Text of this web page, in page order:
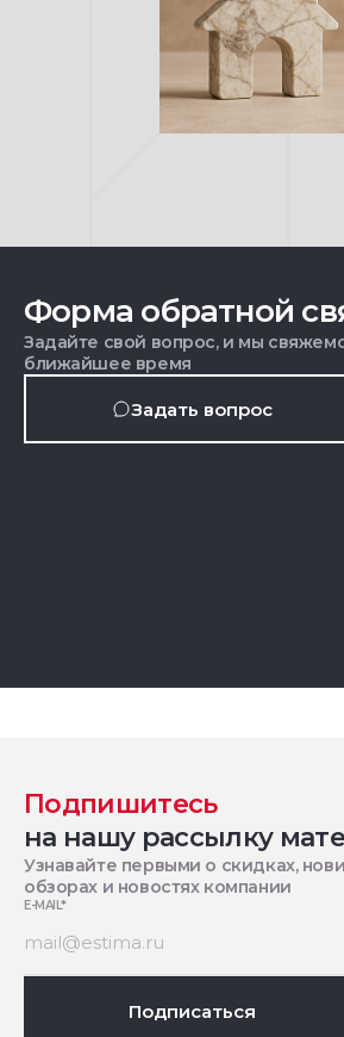
Форма обратной
Задайте свой вопрос, и мы
ближайшее время
Задать вопрос
Подпишитесь
на нашу рассылку
Узнавайте первыми о скидках,
обзорах и новостях компании
E-MAIL*
Подписаться